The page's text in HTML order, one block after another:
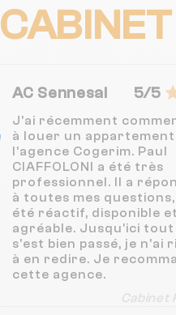
AC Sennesal 5/5
J'ai récemment
à louer un appartement
l'agence Cogerim. Paul
CIAFFOLONI a été très
professionnel. Il a
à toutes mes questions,
été réactif, disponible et
agréable. Jusqu'ici tout
s'est bien passé, je n'ai
à en redire. Je
cette agence.
Cabinet